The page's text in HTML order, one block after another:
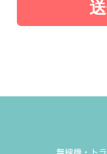
無線機・ト